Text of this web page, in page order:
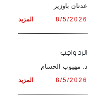
عدنان باوزير
المزيد 8/5/2026
الرد واجب
د. مهيوب الحسام
المزيد 8/5/2026